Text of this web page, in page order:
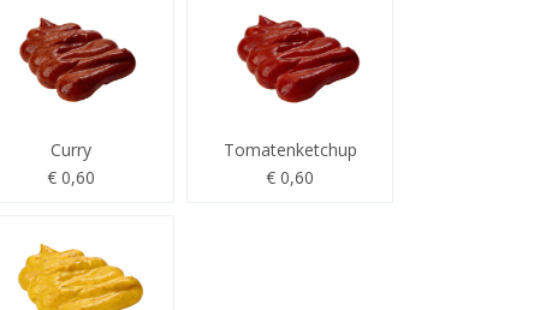
Curry
€ 0,60
Tomatenketchup
€ 0,60